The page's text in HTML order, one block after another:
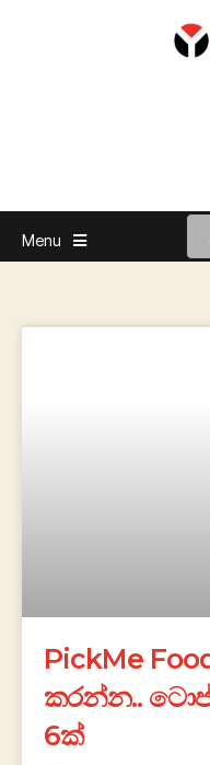
Menu
PickMe
කරන්න..
6ක්